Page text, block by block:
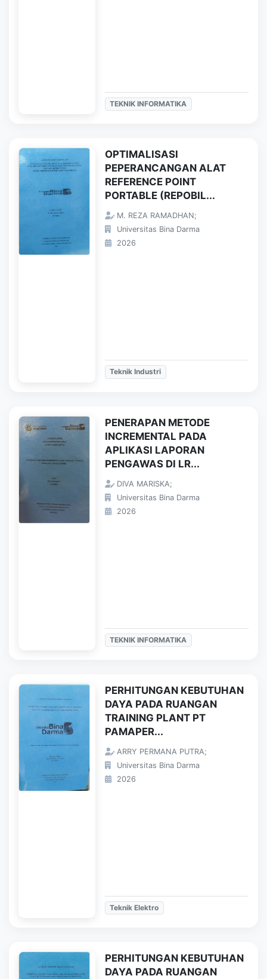
TEKNIK INFORMATIKA
OPTIMALISASI
PEPERANCANGAN ALAT
REFERENCE POINT
PORTABLE (REPOBIL...
M. REZA RAMADHAN;
Universitas Bina Darma
2026
Teknik Industri
PENERAPAN METODE
INCREMENTAL PADA
APLIKASI LAPORAN
PENGAWAS DI LR...
DIVA MARISKA;
Universitas Bina Darma
2026
TEKNIK INFORMATIKA
PERHITUNGAN KEBUTUHAN
DAYA PADA RUANGAN
TRAINING PLANT PT
PAMAPER...
ARRY PERMANA PUTRA;
Universitas Bina Darma
2026
Teknik Elektro
PERHITUNGAN KEBUTUHAN
DAYA PADA RUANGAN